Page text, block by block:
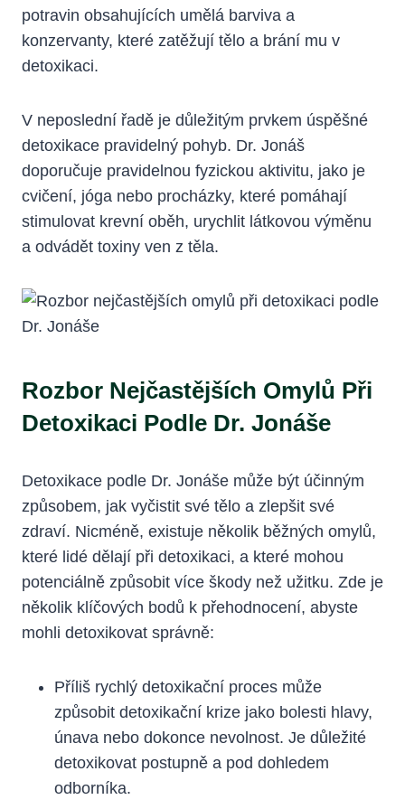
potravin obsahujících umělá barviva a
konzervanty, které zatěžují tělo a brání mu v
detoxikaci.
V neposlední řadě je důležitým prvkem úspěšné
detoxikace pravidelný pohyb. Dr. Jonáš
doporučuje pravidelnou fyzickou aktivitu, jako je
cvičení, jóga nebo procházky, které pomáhají
stimulovat krevní oběh, urychlit látkovou výměnu
a odvádět toxiny ven z těla.
Rozbor Nejčastějších Omylů Při
Detoxikaci Podle Dr. Jonáše
Detoxikace podle Dr. Jonáše může být účinným
způsobem, jak vyčistit své tělo a zlepšit své
zdraví. Nicméně, existuje několik běžných omylů,
které lidé dělají při detoxikaci, a které mohou
potenciálně způsobit více škody než užitku. Zde je
několik klíčových bodů k přehodnocení, abyste
mohli detoxikovat správně:
Příliš rychlý detoxikační proces může
způsobit detoxikační krize jako bolesti hlavy,
únava nebo dokonce nevolnost. Je důležité
detoxikovat postupně a pod dohledem
odborníka.